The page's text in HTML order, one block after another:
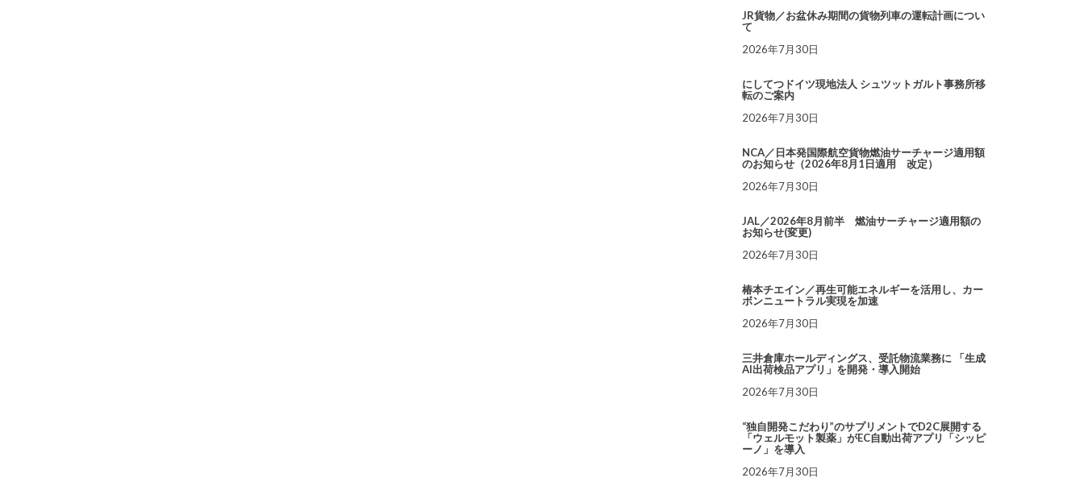
JR貨物／お盆休み期間の貨物列車の運転計画につい
て
2026年7月30日
にしてつドイツ現地法人 シュツットガルト事務所移
転のご案内
2026年7月30日
NCA／日本発国際航空貨物燃油サーチャージ適用額
のお知らせ（2026年8月1日適用 改定）
2026年7月30日
JAL／2026年8月前半 燃油サーチャージ適用額の
お知らせ(変更)
2026年7月30日
椿本チエイン／再生可能エネルギーを活用し、カー
ボンニュートラル実現を加速
2026年7月30日
三井倉庫ホールディングス、受託物流業務に 「生成
AI出荷検品アプリ」を開発・導入開始
2026年7月30日
“独自開発こだわり”のサプリメントでD2C展開する
「ウェルモット製薬」がEC自動出荷アプリ「シッピ
ーノ」を導入
2026年7月30日